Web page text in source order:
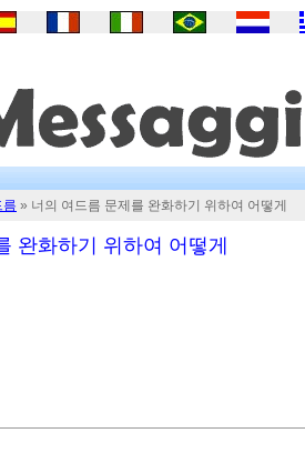
름 » 너의 여드름 문제를 완화하기 위하여 어떻게
완화하기 위하여 어떻게